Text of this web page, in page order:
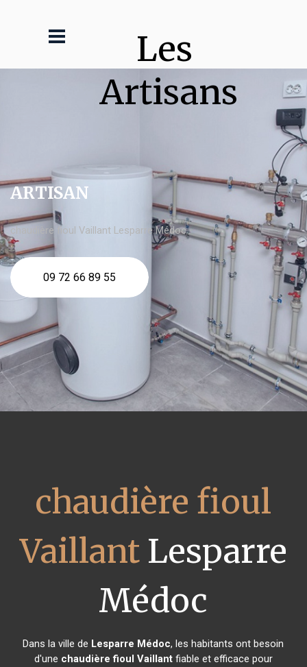
Les
Artisans
ARTISAN
chaudière fioul Vaillant Lesparre Médoc
09 72 66 89 55
chaudière fioul
VaillantLesparre
Médoc
Dans la ville de Lesparre Médoc, les habitants ont besoin
d'une chaudière fioul Vaillantfiable et efficace pour